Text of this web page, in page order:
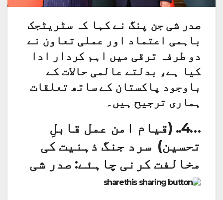
صدر شی جن پنگ نے کہا کہ سٹریٹجک
باہمی اعتماد اور عملی تعاون نے
دو طرفہ ترقی میں اہم کردار ادا
کیا ہے، بدلتے عالمی حالات کے
باوجود پاکستان کے ساتھ تعلقات
ہماری ترجیح ہیں۔
…4.. (قیام امن عمل قابلِ
تحسین) سرد جنگ ذہنیت کی
مخالفت کرنی چاہئے: صدر شی